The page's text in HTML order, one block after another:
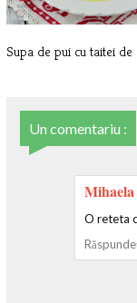
Supa de pui cu taitei de
Un comentariu :
Mihaela
O reteta